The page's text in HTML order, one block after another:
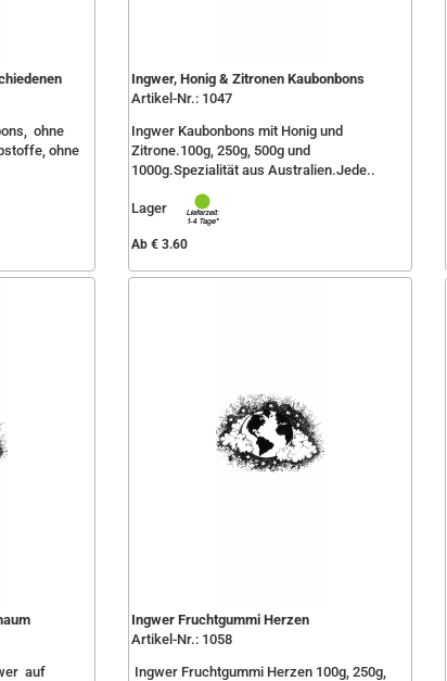
ohne
ohne
Ingwer, Honig & Zitronen Kaubonbons
Artikel-Nr.: 1047
Ingwer Kaubonbons mit Honig und
Zitrone.100g, 250g, 500g und
1000g.Spezialität aus Australien.Jede..
Lager
Ab € 3.60
auf
Ingwer Fruchtgummi Herzen
Artikel-Nr.: 1058
Ingwer Fruchtgummi Herzen 100g, 250g,